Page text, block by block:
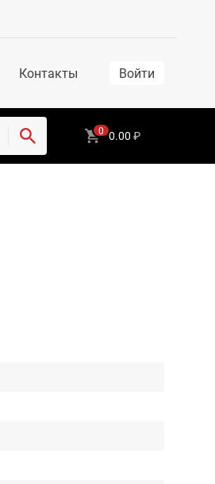
Контакты Войти
0 0.00 ₽